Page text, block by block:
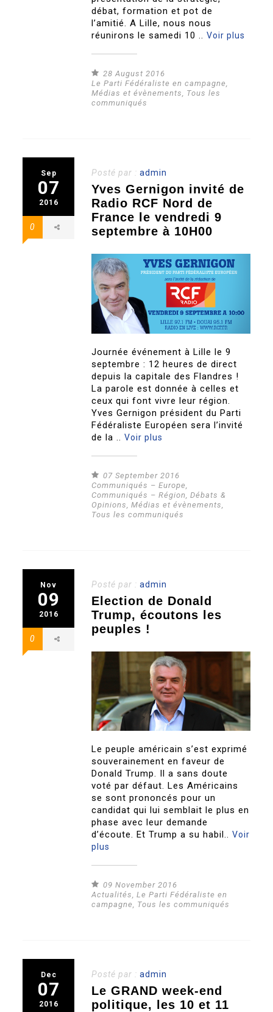
débat, formation et pot de
l’amitié. A Lille, nous nous
réunirons le samedi 10 ..Voir plus
28 August 2016
Le Parti Fédéraliste en campagne,
Médias et évènements, Tous les
communiqués
Sep
07
2016
0
Posté par :admin
Yves Gernigon invité de
Radio RCF Nord de
France le vendredi 9
septembre à 10H00
Journée événement à Lille le 9
septembre : 12 heures de direct
depuis la capitale des Flandres !
La parole est donnée à celles et
ceux qui font vivre leur région.
Yves Gernigon président du Parti
Fédéraliste Européen sera l’invité
de la ..Voir plus
07 September 2016
Communiqués – Europe
Communiqués – Région ,Débats &
Opinions ,Médias et évènements
Tous les communiqués
Nov
09
2016
0
Posté par :admin
Election de Donald
Trump, écoutons les
peuples !
Le peuple américain s’est exprimé
souverainement en faveur de
Donald Trump. Il a sans doute
voté par défaut. Les Américains
se sont prononcés pour un
candidat qui lui semblait le plus en
phase avec leur demande
d’écoute. Et Trump a su habil..Voir
plus
09 November 2016
Actualités ,Le Parti Fédéraliste en
campagne
Tous les communiqués
Dec
07
2016
Posté par :admin
Le GRAND week-end
politique, les 10 et 11